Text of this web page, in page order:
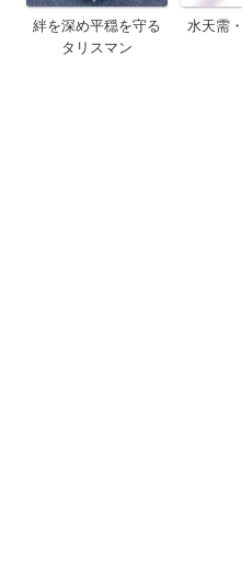
絆を深め平穏を守る
タリスマン
水天需